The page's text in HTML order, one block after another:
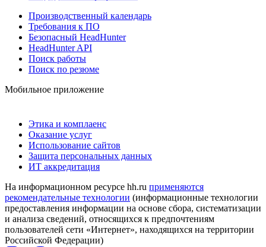
Производственный календарь
Требования к ПО
Безопасный HeadHunter
HeadHunter API
Поиск работы
Поиск по резюме
Мобильное приложение
Этика и комплаенс
Оказание услуг
Использование сайтов
Защита персональных данных
ИТ аккредитация
На информационном ресурсе hh.ru применяются
рекомендательные технологии (информационные технологии
предоставления информации на основе сбора, систематизации
и анализа сведений, относящихся к предпочтениям
пользователей сети «Интернет», находящихся на территории
Российской Федерации)